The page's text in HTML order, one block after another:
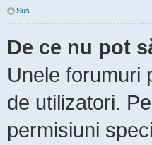
Sus
De ce nu pot
Unele forumuri
de utilizatori.
permisiuni